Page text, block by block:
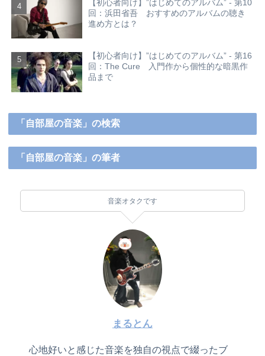
【初心者向け】”はじめてのアルバム” - 第10
回：浜田省吾 おすすめのアルバムの聴き
進め方とは？
【初心者向け】”はじめてのアルバム” - 第16
回：The Cure 入門作から個性的な暗黒作
品まで
「自部屋の音楽」の検索
「自部屋の音楽」の筆者
音楽オタクです
まるとん
心地好いと感じた音楽を独自の視点で綴ったブ